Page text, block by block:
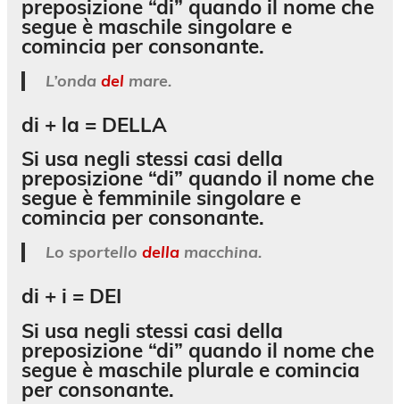
preposizione “di” quando il nome che
segue è maschile singolare e
comincia per consonante.
L’onda del mare.
di + la = DELLA
Si usa negli stessi casi della
preposizione “di” quando il nome che
segue è femminile singolare e
comincia per consonante.
Lo sportello dellamacchina.
di + i = DEI
Si usa negli stessi casi della
preposizione “di” quando il nome che
segue è maschile plurale e comincia
per consonante.